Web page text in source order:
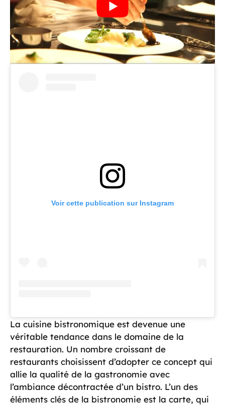
Voir cette publication sur Instagram
La cuisine bistronomique est devenue une
véritable tendance dans le domaine de la
restauration. Un nombre croissant de
restaurants choisissent d’adopter ce concept qui
allie la qualité de la gastronomie avec
l’ambiance décontractée d’un bistro. L’un des
éléments clés de la bistronomie est la carte, qui